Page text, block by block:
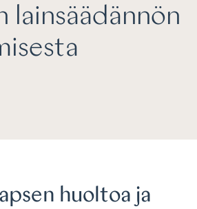
lainsäädännön
huoltoa ja